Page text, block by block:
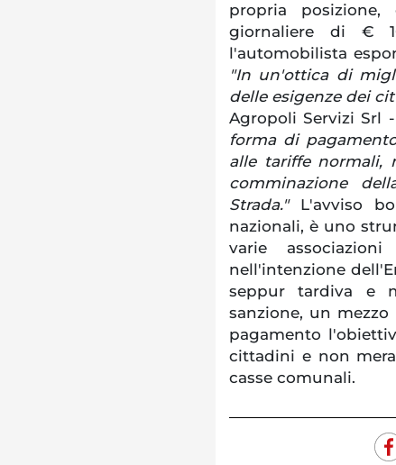
propria
giornaliere di €
l'automobilista
"In un'ottica di
delle esigenze dei
Agropoli Servizi Srl -
forma di
alle tariffe normali,
comminazione
Strada."L'avviso
nazionali, è uno
varie
nell'intenzione
seppur tardiva e
sanzione, un
pagamento
cittadini e non
casse comunali.